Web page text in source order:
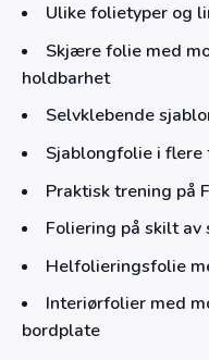
Ulike folietyper og
Skjære folie med
holdbarhet
Selvklebende
Sjablongfolie i flere
Praktisk trening på
Foliering på skilt av
Helfolieringsfolie
Interiørfolier med
bordplate